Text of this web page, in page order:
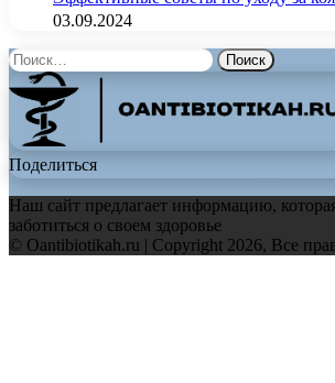
03.09.2024
Найти:
Поделиться
Наш сайт предлагает информацию,
заботиться о своем здоровье
© Oantibiotikah.ru | Copyright 2026, Все